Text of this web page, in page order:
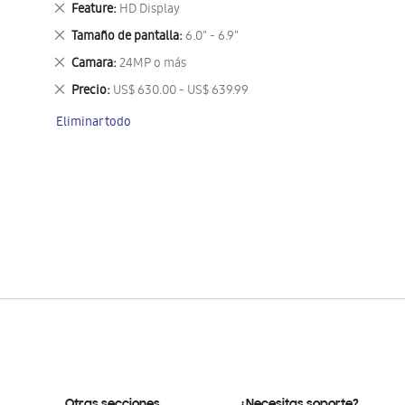
Feature HD Display
Eliminar
este
artículo
Tamaño de pantalla 6.0" - 6.9"
Eliminar
este
artículo
Camara 24MP o más
Eliminar
este
artículo
Precio US$ 630.00 - US$ 639.99
Eliminar
artículo
Eliminar todo